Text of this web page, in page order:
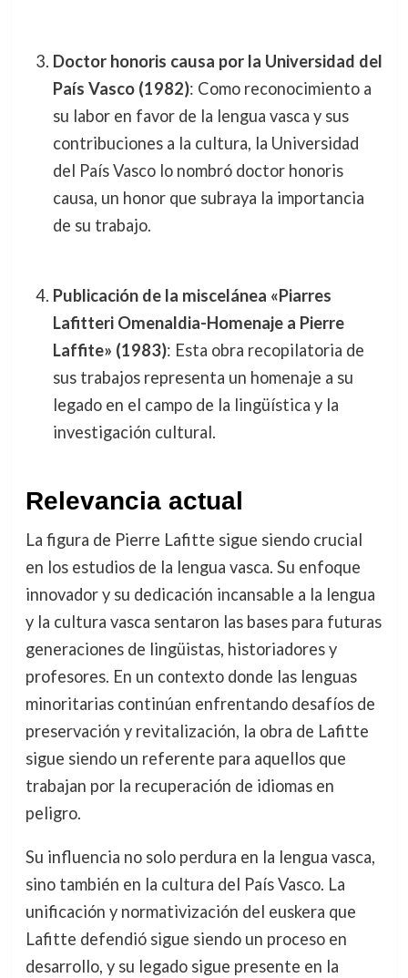
Doctor honoris causa por la Universidad del
País Vasco (1982): Como reconocimiento a
su labor en favor de la lengua vasca y sus
contribuciones a la cultura, la Universidad
del País Vasco lo nombró doctor honoris
causa, un honor que subraya la importancia
de su trabajo.
Publicación de la miscelánea «Piarres
Lafitteri Omenaldia-Homenaje a Pierre
Laffite» (1983): Esta obra recopilatoria de
sus trabajos representa un homenaje a su
legado en el campo de la lingüística y la
investigación cultural.
Relevancia actual
La figura de Pierre Lafitte sigue siendo crucial
en los estudios de la lengua vasca. Su enfoque
innovador y su dedicación incansable a la lengua
y la cultura vasca sentaron las bases para futuras
generaciones de lingüistas, historiadores y
profesores. En un contexto donde las lenguas
minoritarias continúan enfrentando desafíos de
preservación y revitalización, la obra de Lafitte
sigue siendo un referente para aquellos que
trabajan por la recuperación de idiomas en
peligro.
Su influencia no solo perdura en la lengua vasca,
sino también en la cultura del País Vasco. La
unificación y normativización del euskera que
Lafitte defendió sigue siendo un proceso en
desarrollo, y su legado sigue presente en la